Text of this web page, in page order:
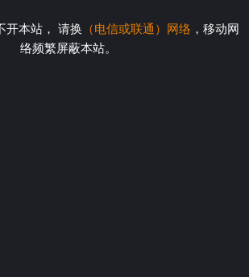
开本站， 请换 （电信或联通）网络 ，移动网
络频繁屏蔽本站。